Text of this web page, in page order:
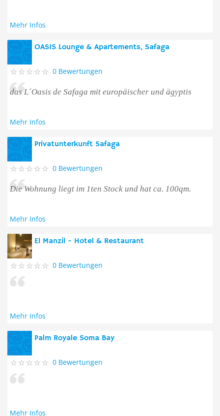
Mehr Infos
OASIS Lounge & Apartements, Safaga
0 Bewertungen
das L´Oasis de Safaga mit europäischer und ägyptis
Mehr Infos
Privatunterkunft Safaga
0 Bewertungen
Die Wohnung liegt im 1ten Stock und hat ca. 100qm.
Mehr Infos
El Manzil - Hotel & Restaurant
0 Bewertungen
Mehr Infos
Palm Royale Soma Bay
0 Bewertungen
Mehr Infos